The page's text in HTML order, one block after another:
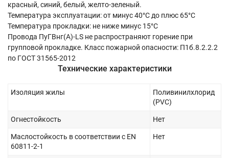
красный, синий, белый, желто-зеленый.
Температура эксплуатации: от минус 40°С до плюс 65°С
Температура прокладки: не ниже минус 15°С
Провода ПуГВнг(А)-LS не распространяют горение при
групповой прокладке. Класс пожарной опасности: П1б.8.2.2.2
по ГОСТ 31565-2012
Технические характеристики
Изоляция жилы
Поливинилхлорид
(PVC)
Огнестойкость Нет
Маслостойкость в соответствии с EN
60811-2-1
Нет